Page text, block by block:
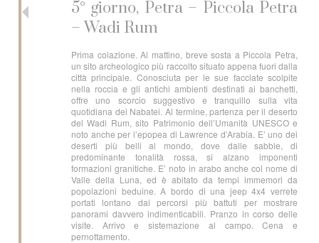
5° giorno, Petra – Piccola Petra
– Wadi Rum
Prima colazione. Al mattino, breve sosta a Piccola Petra,
un sito archeologico più raccolto situato appena fuori dalla
città principale. Conosciuta per le sue facciate scolpite
nella roccia e gli antichi ambienti destinati ai banchetti,
offre uno scorcio suggestivo e tranquillo sulla vita
quotidiana dei Nabatei. Al termine, partenza per il deserto
del Wadi Rum, sito Patrimonio dell’Umanità UNESCO e
noto anche per l’epopea di Lawrence d’Arabia. E’ uno dei
deserti più belli al mondo, dove dalle sabbie, di
predominante tonalità rossa, si alzano imponenti
formazioni granitiche. E’ noto in arabo anche col nome di
Valle della Luna, ed è abitato da tempi immemori da
popolazioni beduine. A bordo di una jeep 4x4 verrete
portati lontano dai percorsi più battuti per mostrare
panorami davvero indimenticabili. Pranzo in corso delle
visite. Arrivo e sistemazione al campo. Cena e
pernottamento.